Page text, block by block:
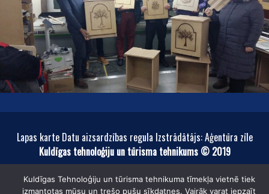
Lapas karte Datu aizsardzības regula Izstrādātājs: Aģentūra zīle
Kuldīgas tehnoloģiju un tūrisma tehnikums © 2019
Kuldīgas Tehnoloģiju un tūrisma tehnikuma tīmekļa vietnē tiek
izmantotas mūsu un trešo pušu sīkdatnes. Vairāk varat iepzaīt